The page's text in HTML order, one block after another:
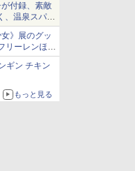
が付録、素敵
、温泉スパに
》展のグッ
リーレンほ
ギン チキン
もっと見る